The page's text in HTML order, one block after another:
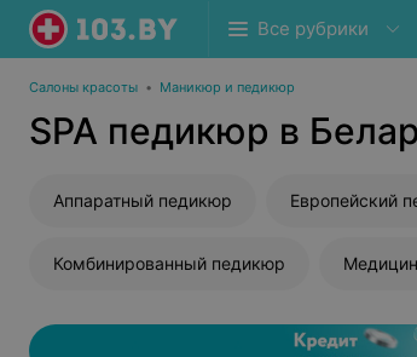
Все рубрики
Салоны красоты • Маникюр и педикюр
SPA педикюр в
Аппаратный педикюр Европейский
Комбинированный педикюр